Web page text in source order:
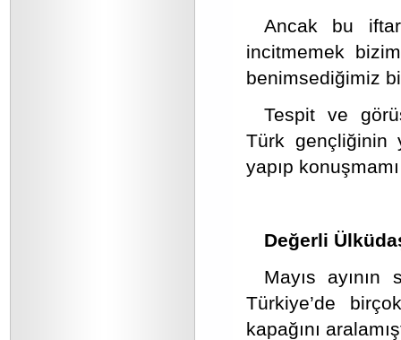
Ancak bu
incitmemek
benimsediğimiz
Tespit ve
Türk gençliğinin
yapıp
Değerli
Mayıs
Türkiye’de
kapağını